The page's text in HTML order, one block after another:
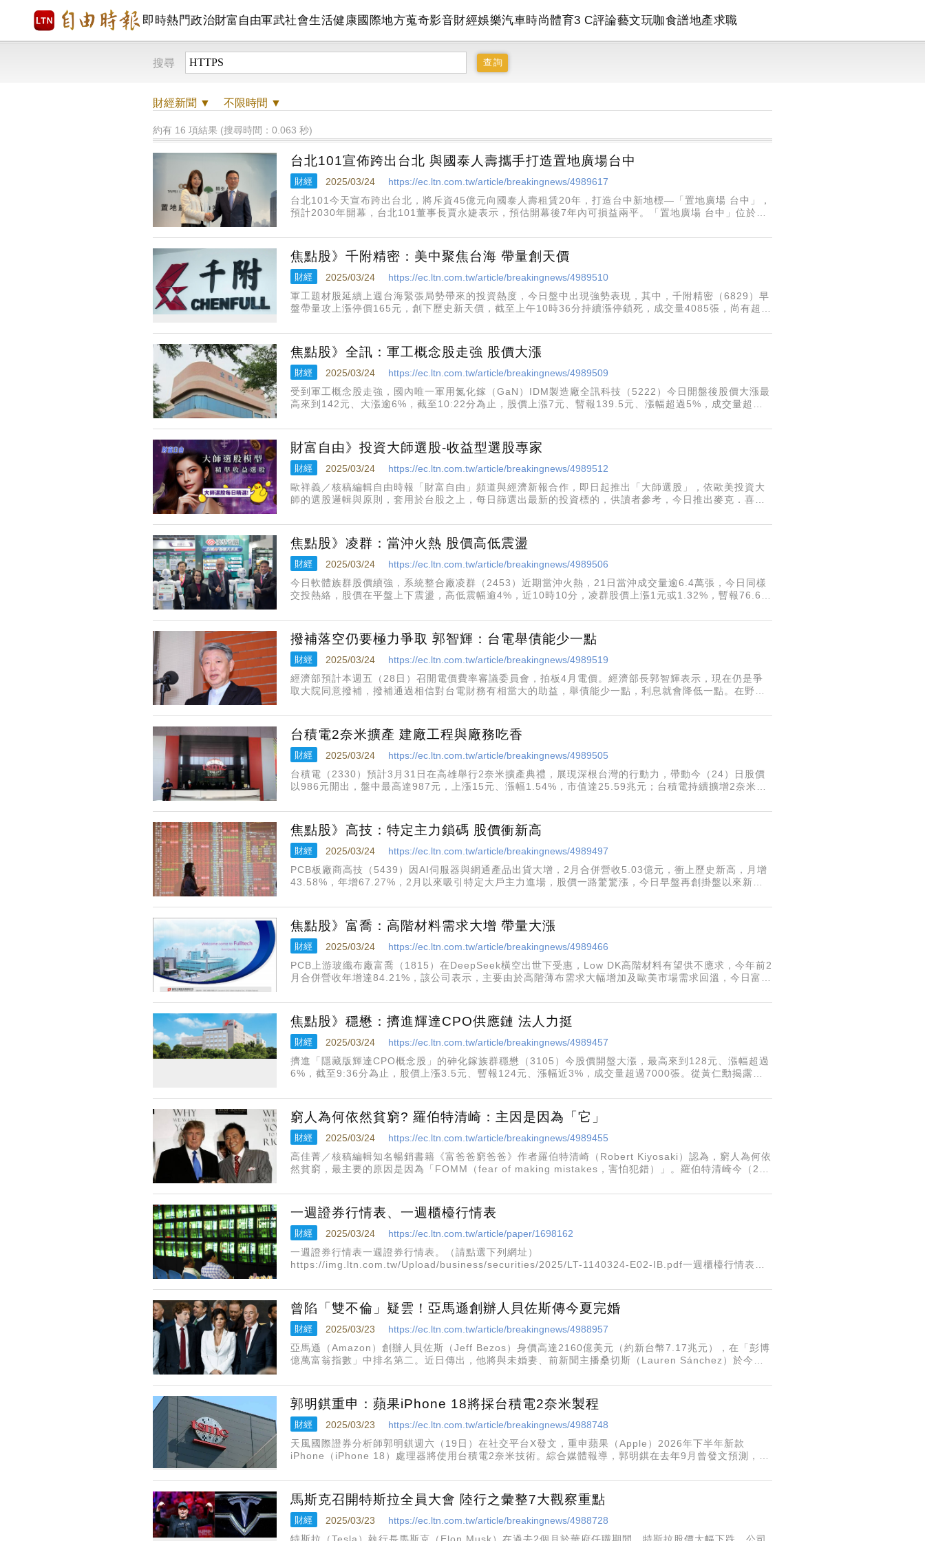
即時熱門政治財富自由軍武社會生活健康國際地方蒐奇影音財經娛樂汽車時尚體育3 C評論藝文玩咖食譜地產求職
搜尋
財經新聞 ▼ 不限時間 ▼
約有 16 項結果 (搜尋時間：0.063 秒)
台北101宣佈跨出台北 與國泰人壽攜手打造置地廣場台中
財經 2025/03/24
https://ec.ltn.com.tw/article/breakingnews/4989617
台北101今天宣布跨出台北，將斥資45億元向國泰人壽租賃20年，打造台中新地標—「置地廣場 台中」，
預計2030年開幕，台北101董事長賈永婕表示，預估開幕後7年內可損益兩平。「置地廣場 台中」位於台
4.7萬
焦點股》千附精密：美中聚焦台海 帶量創天價
財經 2025/03/24
https://ec.ltn.com.tw/article/breakingnews/4989510
軍工題材股延續上週台海緊張局勢帶來的投資熱度，今日盤中出現強勢表現，其中，千附精密（6829）早
盤帶量攻上漲停價165元，創下歷史新天價，截至上午10時36分持續漲停鎖死，成交量4085張，尚有超過
台，
焦點股》全訊：軍工概念股走強 股價大漲
財經 2025/03/24
https://ec.ltn.com.tw/article/breakingnews/4989509
受到軍工概念股走強，國內唯一軍用氮化鎵（GaN）IDM製造廠全訊科技（5222）今日開盤後股價大漲最
高來到142元、大漲逾6%，截至10:22分為止，股價上漲7元、暫報139.5元、漲幅超過5%，成交量超過
財富自由》投資大師選股-收益型選股專家
財經 2025/03/24
https://ec.ltn.com.tw/article/breakingnews/4989512
歐祥義／核稿編輯自由時報「財富自由」頻道與經濟新報合作，即日起推出「大師選股」，依歐美投資大
師的選股邏輯與原則，套用於台股之上，每日篩選出最新的投資標的，供讀者參考，今日推出麥克．喜偉
向的預測績
焦點股》凌群：當沖火熱 股價高低震盪
財經 2025/03/24
https://ec.ltn.com.tw/article/breakingnews/4989506
今日軟體族群股價續強，系統整合廠凌群（2453）近期當沖火熱，21日當沖成交量逾6.4萬張，今日同樣
交投熱絡，股價在平盤上下震盪，高低震幅逾4%，近10時10分，凌群股價上漲1元或1.32%，暫報76.6
撥補落空仍要極力爭取 郭智輝：台電舉債能少一點
財經 2025/03/24
https://ec.ltn.com.tw/article/breakingnews/4989519
經濟部預計本週五（28日）召開電價費率審議委員會，拍板4月電價。經濟部長郭智輝表示，現在仍是爭
取大院同意撥補，撥補通過相信對台電財務有相當大的助益，舉債能少一點，利息就會降低一點。在野黨
員會會前受訪時表
台積電2奈米擴產 建廠工程與廠務吃香
財經 2025/03/24
https://ec.ltn.com.tw/article/breakingnews/4989505
台積電（2330）預計3月31日在高雄舉行2奈米擴產典禮，展現深根台灣的行動力，帶動今（24）日股價
以986元開出，盤中最高達987元，上漲15元、漲幅1.54%，市值達25.59兆元；台積電持續擴增2奈米
焦點股》高技：特定主力鎖碼 股價衝新高
財經 2025/03/24
https://ec.ltn.com.tw/article/breakingnews/4989497
PCB板廠商高技（5439）因AI伺服器與網通產品出貨大增，2月合併營收5.03億元，衝上歷史新高，月增
43.58%，年增67.27%，2月以來吸引特定大戶主力進場，股價一路驚驚漲，今日早盤再創掛盤以來新
焦點股》富喬：高階材料需求大增 帶量大漲
財經 2025/03/24
https://ec.ltn.com.tw/article/breakingnews/4989466
PCB上游玻纖布廠富喬（1815）在DeepSeek橫空出世下受惠，Low DK高階材料有望供不應求，今年前2
月合併營收年增達84.21%，該公司表示，主要由於高階薄布需求大幅增加及歐美市場需求回溫，今日富喬
焦點股》穩懋：擠進輝達CPO供應鏈 法人力挺
財經 2025/03/24
https://ec.ltn.com.tw/article/breakingnews/4989457
擠進「隱藏版輝達CPO概念股」的砷化鎵族群穩懋（3105）今股價開盤大漲，最高來到128元、漲幅超過
6%，截至9:36分為止，股價上漲3.5元、暫報124元、漲幅近3%，成交量超過7000張。從黃仁勳揭露的
窮人為何依然貧窮? 羅伯特清崎：主因是因為「它」
財經 2025/03/24
https://ec.ltn.com.tw/article/breakingnews/4989455
高佳菁／核稿編輯知名暢銷書籍《富爸爸窮爸爸》作者羅伯特清崎（Robert Kiyosaki）認為，窮人為何依
然貧窮，最主要的原因是因為「FOMM（fear of making mistakes，害怕犯錯）」。羅伯特清崎今（24
一週證券行情表、一週櫃檯行情表
財經 2025/03/24
https://ec.ltn.com.tw/article/paper/1698162
一週證券行情表一週證券行情表。（請點選下列網址）
https://img.ltn.com.tw/Upload/business/securities/2025/LT-1140324-E02-IB.pdf一週櫃檯行情表一
曾陷「雙不倫」疑雲！亞馬遜創辦人貝佐斯傳今夏完婚
財經 2025/03/23
https://ec.ltn.com.tw/article/breakingnews/4988957
亞馬遜（Amazon）創辦人貝佐斯（Jeff Bezos）身價高達2160億美元（約新台幣7.17兆元），在「彭博
億萬富翁指數」中排名第二。近日傳出，他將與未婚妻、前新聞主播桑切斯（Lauren Sánchez）於今年
郭明錤重申：蘋果iPhone 18將採台積電2奈米製程
財經 2025/03/23
https://ec.ltn.com.tw/article/breakingnews/4988748
天風國際證券分析師郭明錤週六（19日）在社交平台X發文，重申蘋果（Apple）2026年下半年新款
iPhone（iPhone 18）處理器將使用台積電2奈米技術。綜合媒體報導，郭明錤在去年9月曾發文預測，
馬斯克召開特斯拉全員大會 陸行之彙整7大觀察重點
財經 2025/03/23
https://ec.ltn.com.tw/article/breakingnews/4988728
特斯拉（Tesla）執行長馬斯克（Elon Musk）在過去2個月於華府任職期間，特斯拉股價大幅下跌，公司